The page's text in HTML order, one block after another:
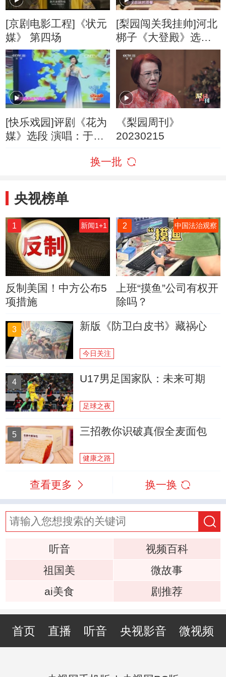
[京剧电影工程]《状元
媒》 第四场
[梨园闯关我挂帅]河北
梆子《大登殿》选段
挂帅人：程成
[快乐戏园]评剧《花为
媒》选段 演唱：于文
《梨园周刊》
20230215
换一批
央视榜单
1 新闻1+1
反制美国！中方公布5
项措施
2 中国法治观察
上班“摸鱼”公司有权开
除吗？
3 新版《防卫白皮书》藏祸心
今日关注
4 U17男足国家队：未来可期
足球之夜
5 三招教你识破真假全麦面包
健康之路
查看更多 换一换
听音
视频百科
祖国美
微故事
ai美食
剧推荐
首页 直播 听音 央视影音 微视频